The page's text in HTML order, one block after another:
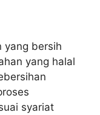
yang bersih
yang halal
syariat